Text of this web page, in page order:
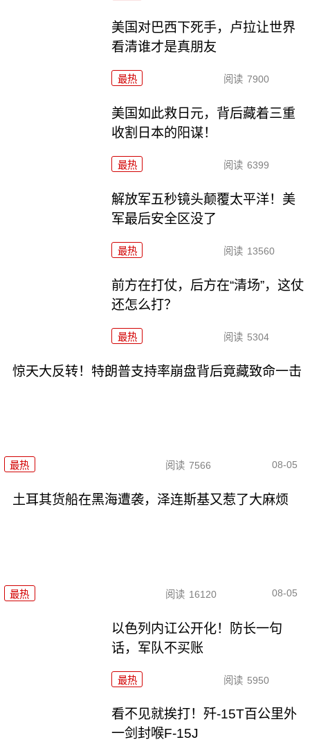
美国对巴西下死手，卢拉让世界
看清谁才是真朋友
最热 阅读 7900
美国如此救日元，背后藏着三重
收割日本的阳谋！
最热 阅读 6399
解放军五秒镜头颠覆太平洋！美
军最后安全区没了
最热 阅读 13560
前方在打仗，后方在“清场”，这仗
还怎么打？
最热 阅读 5304
惊天大反转！特朗普支持率崩盘背后竟藏致命一击
最热 阅读 7566 08-05
土耳其货船在黑海遭袭，泽连斯基又惹了大麻烦
最热 阅读 16120 08-05
以色列内讧公开化！防长一句
话，军队不买账
最热 阅读 5950
看不见就挨打！歼-15T百公里外
一剑封喉F-15J